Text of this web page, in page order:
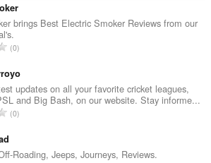
brings Best Electric Smoker Reviews from our
총
급
수
:
0
updates on all your favorite cricket leagues,
and Big Bash, on our website. Stay informe...
총
급
수
0
Roading, Jeeps, Journeys, Reviews.